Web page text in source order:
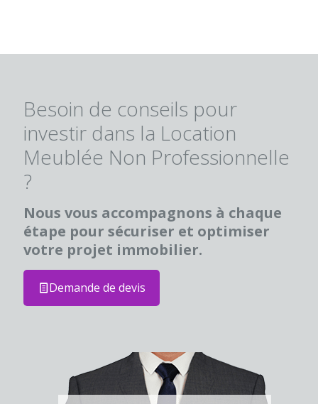
Besoin de conseils pour
investir dans la Location
Meublée Non Professionnelle
?
Nous vous accompagnons à chaque
étape pour sécuriser et optimiser
votre projet immobilier.
Demande de devis